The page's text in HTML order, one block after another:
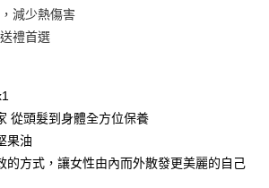
到商品之後才付款」的支付方式。 讓您購物簡單
不需綁卡、不需儲值。
，簡訊認證，即可結帳。
服務後，再付款。
帳流程】
減少熱傷害
禮首選
從頭髮到身體全方位保養
果油
的方式，讓女性由內而外散發更美麗的自己